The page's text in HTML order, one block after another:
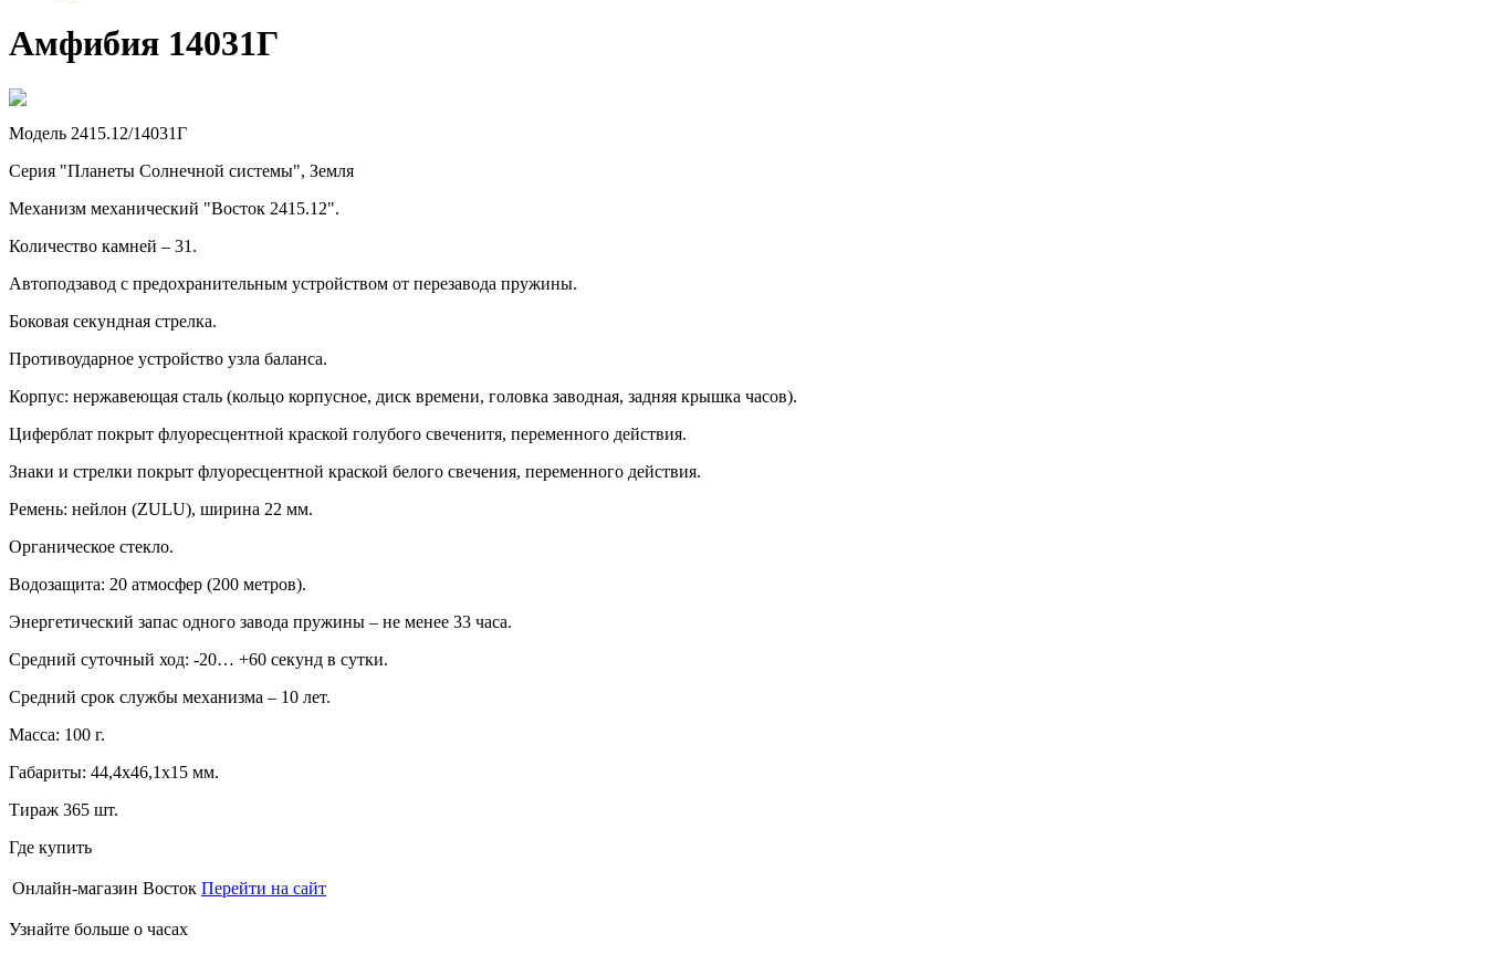
Амфибия 14031Г
Модель 2415.12/14031Г
Серия "Планеты Солнечной системы", Земля
Механизм механический "Восток 2415.12".
Количество камней – 31.
Автоподзавод с предохранительным устройством от перезавода пружины.
Боковая секундная стрелка.
Противоударное устройство узла баланса.
Корпус: нержавеющая сталь (кольцо корпусное, диск времени, головка заводная, задняя крышка часов).
Циферблат покрыт флуоресцентной краской голубого свеченитя, переменного действия.
Знаки и стрелки покрыт флуоресцентной краской белого свечения, переменного действия.
Ремень: нейлон (ZULU), ширина 22 мм.
Органическое стекло.
Водозащита: 20 атмосфер (200 метров).
Энергетический запас одного завода пружины – не менее 33 часа.
Средний суточный ход: -20… +60 секунд в сутки.
Средний срок службы механизма – 10 лет.
Масса: 100 г.
Габариты: 44,4х46,1х15 мм.
Тираж 365 шт.
Где купить
Онлайн-магазин Восток Перейти на сайт
Узнайте больше о часах